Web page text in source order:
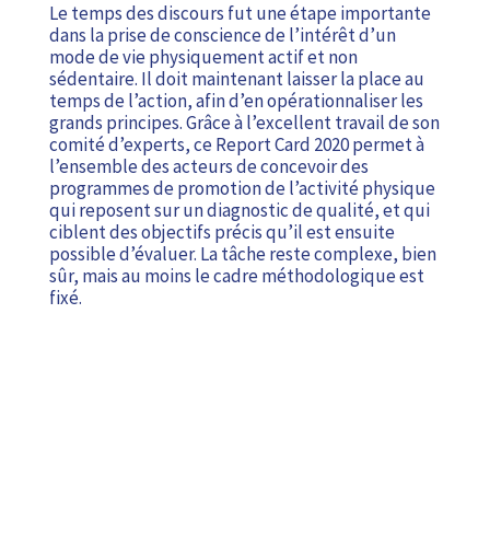
Le temps des discours fut une étape importante
dans la prise de conscience de l’intérêt d’un
mode de vie physiquement actif et non
sédentaire. Il doit maintenant laisser la place au
temps de l’action, afin d’en opérationnaliser les
grands principes. Grâce à l’excellent travail de son
comité d’experts, ce Report Card 2020 permet à
l’ensemble des acteurs de concevoir des
programmes de promotion de l’activité physique
qui reposent sur un diagnostic de qualité, et qui
ciblent des objectifs précis qu’il est ensuite
possible d’évaluer. La tâche reste complexe, bien
sûr, mais au moins le cadre méthodologique est
fixé.